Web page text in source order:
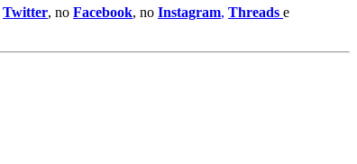
Twitter, no Facebook, no Instagram, Threads e